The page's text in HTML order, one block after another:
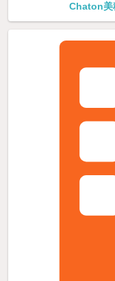
Chaton美